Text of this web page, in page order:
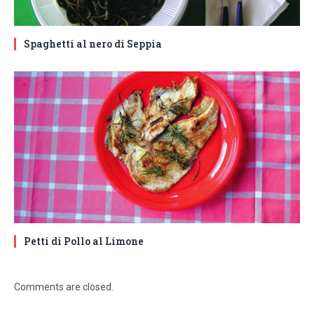
Spaghetti al nero di Seppia
Petti di Pollo al Limone
Comments are closed.